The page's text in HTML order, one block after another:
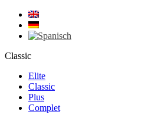
Classic
Elite
Classic
Plus
Complet